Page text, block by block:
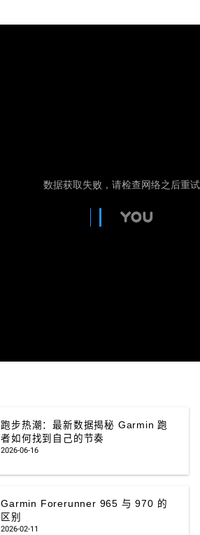
跑步热潮：最新数据揭秘 Garmin 跑
者如何找到自己的节奏
2026-06-16
Garmin Forerunner 965 与 970 的
区别
2026-02-11